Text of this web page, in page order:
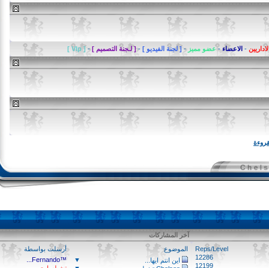
-الاعضاء-عضو مميز-[ لجنة الفيديو ]-[ لـجنة التصميم ]-
[ VIp ]
آخر المشاركات
Reps/Level
الموضوع
أرسلت بواسطة
اين انتم ايها...
™Fernando...